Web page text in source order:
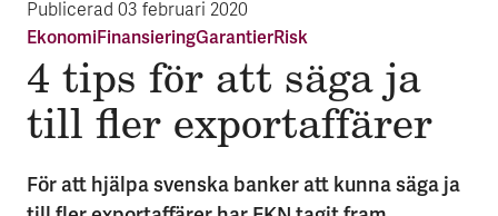
Publicerad 03 februari 2020
EkonomiFinansieringGarantierRisk
4 tips för att säga ja
till fler export­affärer
För att hjälpa svenska banker att kunna säga ja